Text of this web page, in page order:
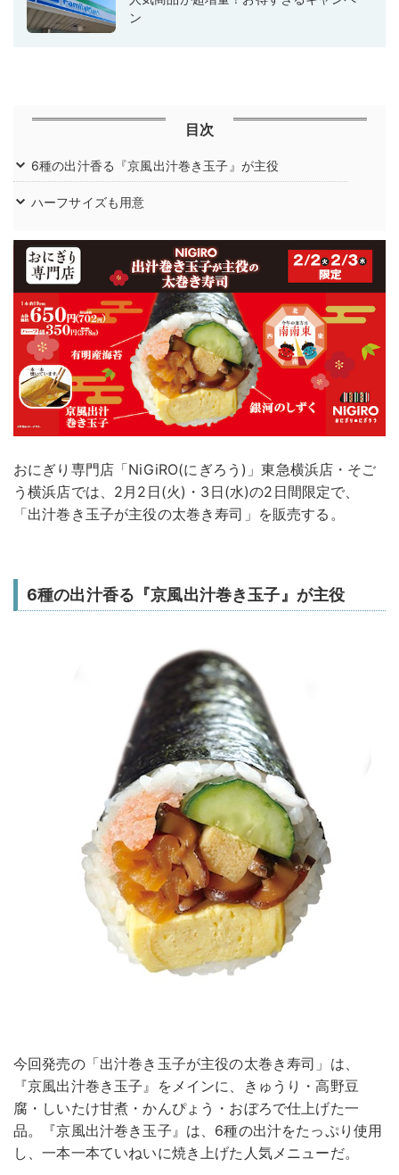
ン
目次
6種の出汁香る『京風出汁巻き玉子』が主役
ハーフサイズも用意
おにぎり専門店「NiGiRO(にぎろう)」東急横浜店・そご
う横浜店では、2月2日(火)・3日(水)の2日間限定で、
「出汁巻き玉子が主役の太巻き寿司」を販売する。
6種の出汁香る『京風出汁巻き玉子』が主役
今回発売の「出汁巻き玉子が主役の太巻き寿司」は、
『京風出汁巻き玉子』をメインに、きゅうり・高野豆
腐・しいたけ甘煮・かんぴょう・おぼろで仕上げた一
品。『京風出汁巻き玉子』は、6種の出汁をたっぷり使用
し、一本一本ていねいに焼き上げた人気メニューだ。